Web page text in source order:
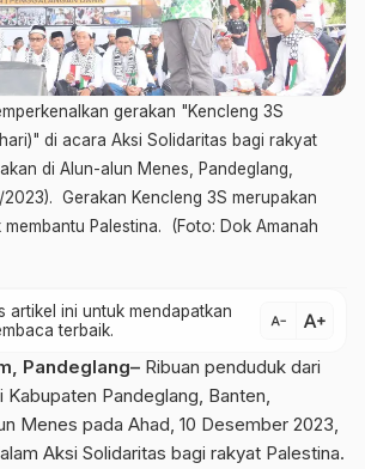
gerakan "Kencleng 3S
di acara Aksi Solidaritas bagi rakyat
di Alun-alun Menes, Pandeglang,
2023). Gerakan Kencleng 3S merupakan
membantu Palestina. (Foto: Dok Amanah
artikel ini untuk mendapatkan
terbaik.
text_decrease text_increase
Pandeglang– Ribuan penduduk dari
Kabupaten Pandeglang, Banten,
Menes pada Ahad, 10 Desember 2023,
Aksi Solidaritas bagi rakyat Palestina.